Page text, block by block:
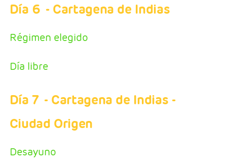
Día 6 - Cartagena de Indias
Régimen elegido
Día libre
Día 7 - Cartagena de Indias -
Ciudad Origen
Desayuno